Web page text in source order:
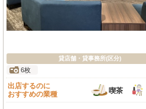
貸店舗・貸事務所(区分)
6枚
出店するのに
おすすめの業種
喫茶